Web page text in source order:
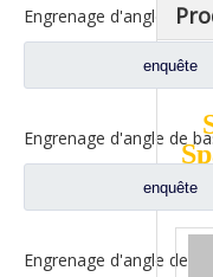
enquête
enquête